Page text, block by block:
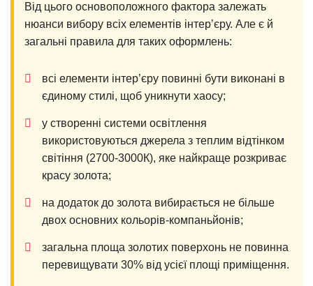
Від цього основоположного фактора залежать
нюанси вибору всіх елементів інтер’єру. Але є й
загальні правила для таких оформлень:
всі елементи інтер’єру повинні бути виконані в
єдиному стилі, щоб уникнути хаосу;
у створенні системи освітлення
використовуються джерела з теплим відтінком
світіння (2700-3000К), яке найкраще розкриває
красу золота;
на додаток до золота вибирається не більше
двох основних кольорів-компаньйонів;
загальна площа золотих поверхонь не повинна
перевищувати 30% від усієї площі приміщення.